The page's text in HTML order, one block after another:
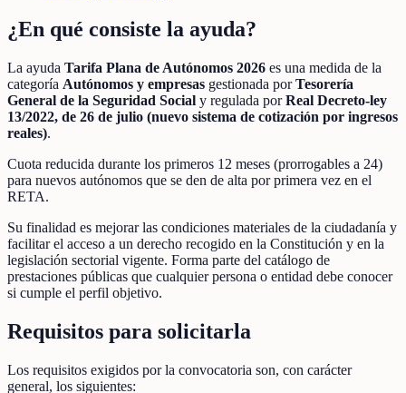
¿En qué consiste la ayuda?
La ayuda Tarifa Plana de Autónomos 2026 es una medida de la
categoría Autónomos y empresas gestionada porTesorería
General de la Seguridad Social y regulada porReal Decreto-ley
13/2022, de 26 de julio (nuevo sistema de cotización por ingresos
reales).
Cuota reducida durante los primeros 12 meses (prorrogables a 24)
para nuevos autónomos que se den de alta por primera vez en el
RETA.
Su finalidad es mejorar las condiciones materiales de la ciudadanía y
facilitar el acceso a un derecho recogido en la Constitución y en la
legislación sectorial vigente. Forma parte del catálogo de
prestaciones públicas que cualquier persona o entidad debe conocer
si cumple el perfil objetivo.
Requisitos para solicitarla
Los requisitos exigidos por la convocatoria son, con carácter
general, los siguientes: